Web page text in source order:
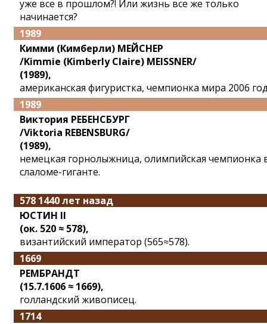
уже все в прошлом?! Или жизнь все же только
начинается?
1989
Кимми (Кимберли) МЕЙСНЕР
/Kimmie (Kimberly Claire) MEISSNER/
(1989),
американская фигуристка, чемпионка мира 2006
1989
Виктория РЕБЕНСБУРГ
/Viktoria REBENSBURG/
(1989),
немецкая горнолыжница, олимпийская чемпионка
слаломе-гиганте.
578 1440 лет назад
ЮСТИН II
(ок. 520 ≈ 578),
византийский император (565≈578).
1669
РЕМБРАНДТ
(15.7.1606 ≈ 1669),
голландский живописец.
1714